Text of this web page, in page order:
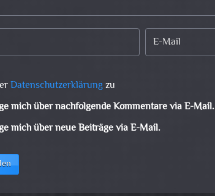
Datenschutzerklärungzu
mich über nachfolgende Kommentare via E-Mail.
mich über neue Beiträge via E-Mail.